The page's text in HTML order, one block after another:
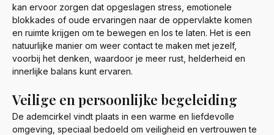
kan ervoor zorgen dat opgeslagen stress, emotionele
blokkades of oude ervaringen naar de oppervlakte komen
en ruimte krijgen om te bewegen en los te laten. Het is een
natuurlijke manier om weer contact te maken met jezelf,
voorbij het denken, waardoor je meer rust, helderheid en
innerlijke balans kunt ervaren.
Veilige en persoonlijke begeleiding
De ademcirkel vindt plaats in een warme en liefdevolle
omgeving, speciaal bedoeld om veiligheid en vertrouwen te